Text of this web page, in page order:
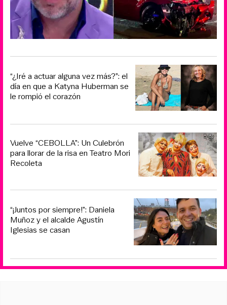
“¿Iré a actuar alguna vez más?”: el
día en que a Katyna Huberman se
le rompió el corazón
Vuelve “CEBOLLA”: Un Culebrón
para llorar de la risa en Teatro Mori
Recoleta
“¡Juntos por siempre!”: Daniela
Muñoz y el alcalde Agustín
Iglesias se casan